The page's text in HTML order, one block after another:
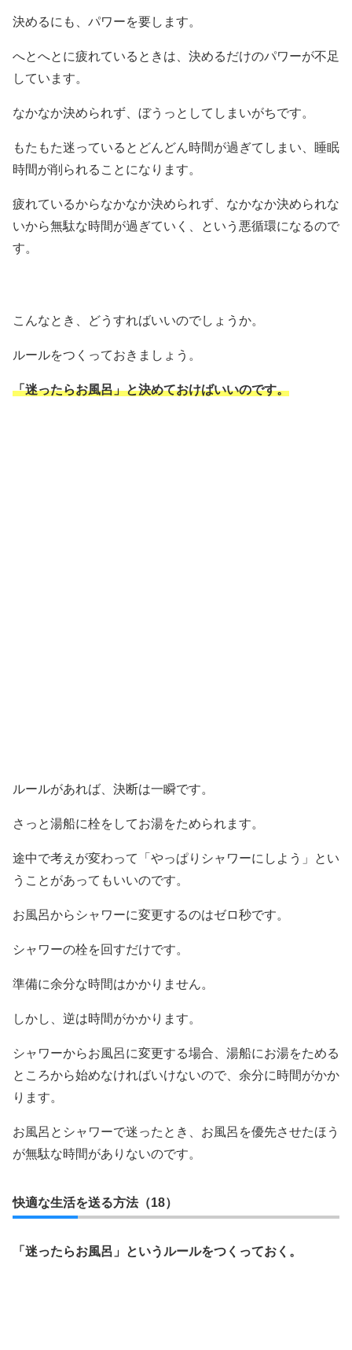
決めるにも、パワーを要します。
へとへとに疲れているときは、決めるだけのパワーが不足
しています。
なかなか決められず、ぼうっとしてしまいがちです。
もたもた迷っているとどんどん時間が過ぎてしまい、睡眠
時間が削られることになります。
疲れているからなかなか決められず、なかなか決められな
いから無駄な時間が過ぎていく、という悪循環になるので
す。
こんなとき、どうすればいいのでしょうか。
ルールをつくっておきましょう。
「迷ったらお風呂」と決めておけばいいのです。
ルールがあれば、決断は一瞬です。
さっと湯船に栓をしてお湯をためられます。
途中で考えが変わって「やっぱりシャワーにしよう」とい
うことがあってもいいのです。
お風呂からシャワーに変更するのはゼロ秒です。
シャワーの栓を回すだけです。
準備に余分な時間はかかりません。
しかし、逆は時間がかかります。
シャワーからお風呂に変更する場合、湯船にお湯をためる
ところから始めなければいけないので、余分に時間がかか
ります。
お風呂とシャワーで迷ったとき、お風呂を優先させたほう
が無駄な時間がありないのです。
快適な生活を送る方法（18）
「迷ったらお風呂」というルールをつくっておく。